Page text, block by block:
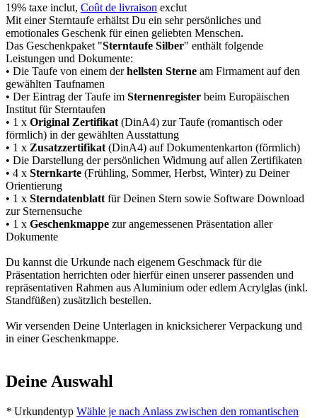
19% taxe inclut, Coût de livraison exclut
Mit einer Sterntaufe erhältst Du ein sehr persönliches und
emotionales Geschenk für einen geliebten Menschen.
Das Geschenkpaket "Sterntaufe Silber" enthält folgende
Leistungen und Dokumente:
• Die Taufe von einem derhellsten Sterne am Firmament auf den
gewählten Taufnamen
• Der Eintrag der Taufe im Sternenregister beim Europäischen
Institut für Sterntaufen
• 1 x Original Zertifikat (DinA4) zur Taufe (romantisch oder
förmlich) in der gewählten Ausstattung
• 1 x Zusatzzertifikat (DinA4) auf Dokumentenkarton (förmlich)
• Die Darstellung der persönlichen Widmung auf allen Zertifikaten
• 4 x Sternkarte (Frühling, Sommer, Herbst, Winter) zu Deiner
Orientierung
• 1 x Sterndatenblatt für Deinen Stern sowie Software Download
zur Sternensuche
• 1 x Geschenkmappe zur angemessenen Präsentation aller
Dokumente
Du kannst die Urkunde nach eigenem Geschmack für die
Präsentation herrichten oder hierfür einen unserer passenden und
repräsentativen Rahmen aus Aluminium oder edlem Acrylglas (inkl.
Standfüßen) zusätzlich bestellen.
Wir versenden Deine Unterlagen in knicksicherer Verpackung und
in einer Geschenkmappe.
Deine Auswahl
* Urkundentyp Wähle je nach Anlass zwischen den romantischen